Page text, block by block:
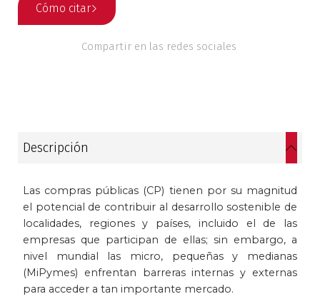
Patrimonio
Periodismo
Psicología
Violencia
Cómo citar
Compartir en las redes sociales
Descripción
Las compras públicas (CP) tienen por su magnitud
el potencial de contribuir al desarrollo sostenible de
localidades, regiones y países, incluido el de las
empresas que participan de ellas; sin embargo, a
nivel mundial las micro, pequeñas y medianas
(MiPymes) enfrentan barreras internas y externas
para acceder a tan importante mercado.